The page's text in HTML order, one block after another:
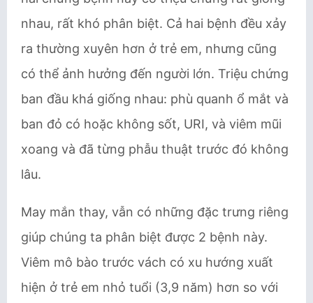
nhau, rất khó phân biệt. Cả hai bệnh đều xảy
ra thường xuyên hơn ở trẻ em, nhưng cũng
có thể ảnh hưởng đến người lớn. Triệu chứng
ban đầu khá giống nhau: phù quanh ổ mắt và
ban đỏ có hoặc không sốt, URI, và viêm mũi
xoang và đã từng phẫu thuật trước đó không
lâu.
May mắn thay, vẫn có những đặc trưng riêng
giúp chúng ta phân biệt được 2 bệnh này.
Viêm mô bào trước vách có xu hướng xuất
hiện ở trẻ em nhỏ tuổi (3,9 năm) hơn so với